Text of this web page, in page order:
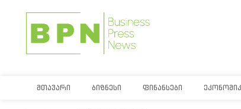
ᲛᲗᲐᲕᲐᲠᲘ ᲑᲘᲖᲜᲔᲡᲘ ᲤᲘᲜᲐᲜᲡᲔᲑᲘ